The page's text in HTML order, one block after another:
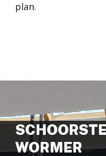
plan.
WORMER